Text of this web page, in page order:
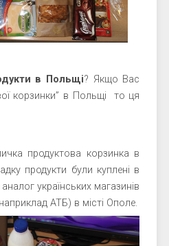
в Польщі? Якщо Вас
корзинки” в Польщі то ця
продуктова корзинка в
продукти були куплені в
українських магазинів
АТБ) в місті Ополе.